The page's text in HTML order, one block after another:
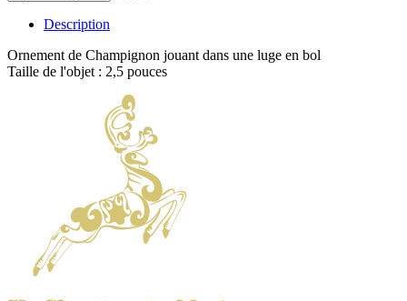
Description
Ornement de Champignon jouant dans une luge en bol
Taille de l'objet : 2,5 pouces